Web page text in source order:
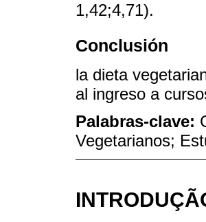
1,42;4,71).
Conclusión
la dieta
al ingreso a
Palabras-clave:
Vegetarianos;